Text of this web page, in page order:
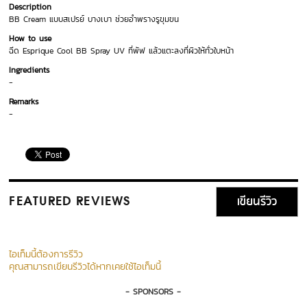
Description
BB Cream แบบสเปรย์ บางเบา ช่วยอำพรางรูขุมขน
How to use
ฉีด Esprique Cool BB Spray UV ที่พัฟ แล้วแตะลงที่ผิวให้ทั่วใบหน้า
Ingredients
-
Remarks
-
FEATURED REVIEWS เขียนรีวิว
ไอเท็มนี้ต้องการรีวิว
คุณสามารถเขียนรีวิวได้หากเคยใช้ไอเท็มนี้
- SPONSORS -